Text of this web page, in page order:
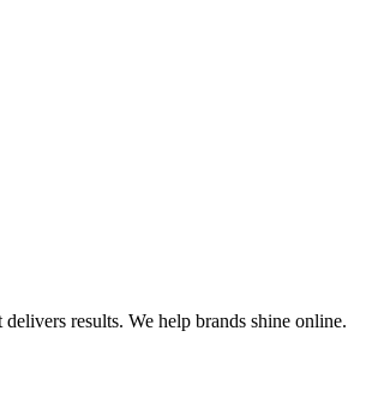
results. We help brands shine online.